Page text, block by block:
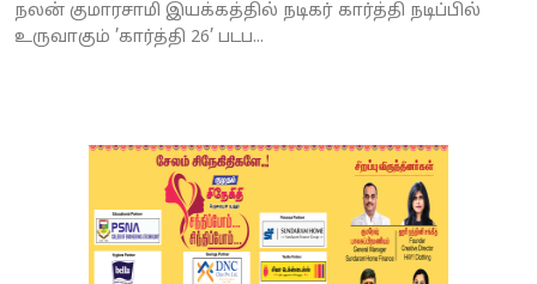
Weather
நலன் குமாரசாமி இயக்கத்தில் நடிகர் கார்த்தி நடிப்பில்
உருவாகும் ’கார்த்தி 26’ படப...